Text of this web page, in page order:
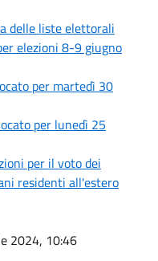
delle liste elettorali
elezioni 8-9 giugno
per martedì 30
per lunedì 25
per il voto dei
residenti all'estero
2024, 10:46